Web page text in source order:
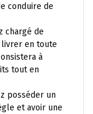
conduire de
chargé de
en toute
à
tout en
posséder un
et avoir une